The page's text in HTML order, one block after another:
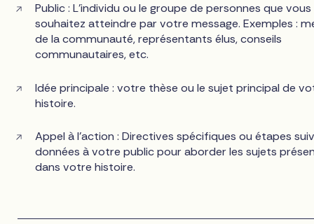
Public : L'individu ou le groupe de personnes que vous
souhaitez atteindre par votre message. Exemples :
de la communauté, représentants élus, conseils
communautaires, etc.
Idée principale : votre thèse ou le sujet principal de
histoire.
Appel à l'action : Directives spécifiques ou étapes
données à votre public pour aborder les sujets
dans votre histoire.